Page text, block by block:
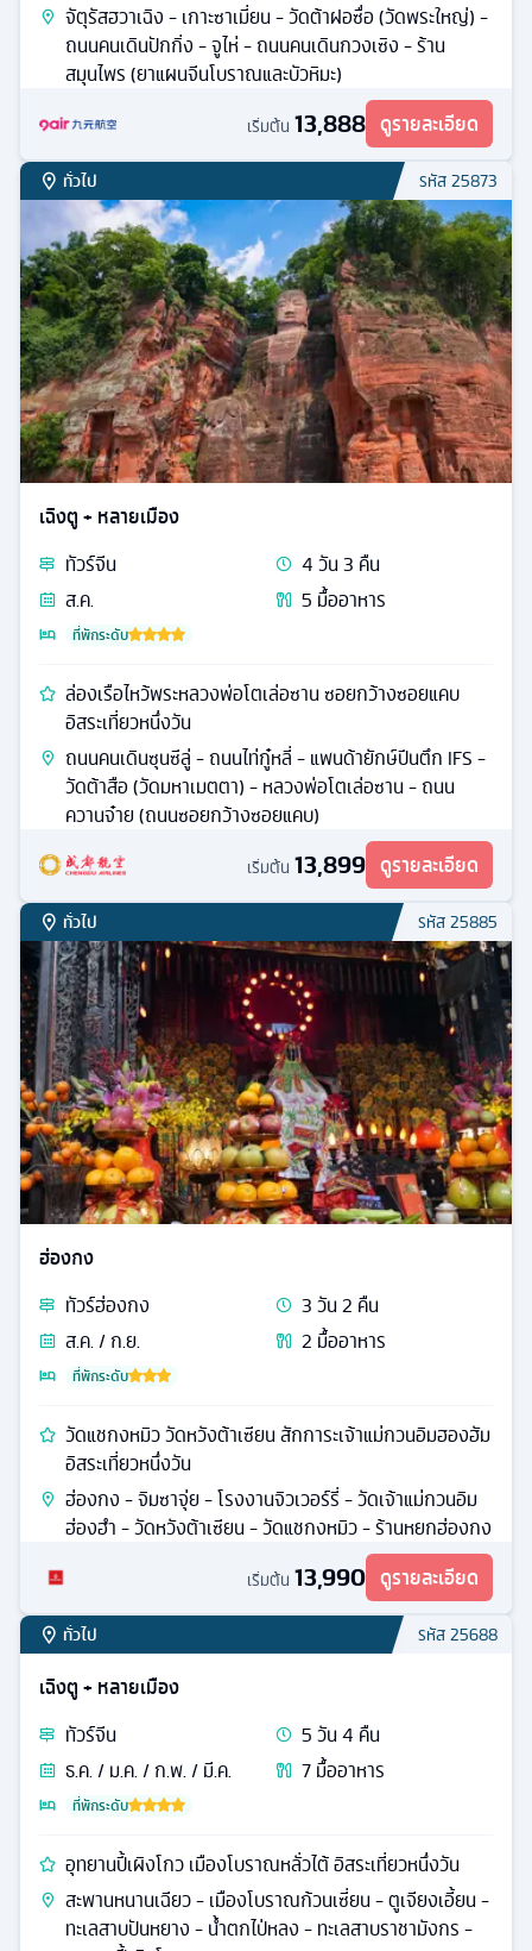
จัตุรัสฮวาเฉิง - เกาะซาเมี่ยน - วัดต้าฝอซื่อ (วัดพระใหญ่) -
ถนนคนเดินปักกิ่ง - จูไห่ - ถนนคนเดินกวงเซิง - ร้าน
สมุนไพร (ยาแผนจีนโบราณและบัวหิมะ)
เริ่มต้น 13,888 ดูรายละเอียด
ทั่วไป รหัส25873
เฉิงตู + หลายเมือง
ทัวร์จีน 4วัน3 คืน
ส.ค.
5 มื้ออาหาร
ที่พักระดับ
ล่องเรือไหว้พระหลวงพ่อโตเล่อซาน ซอยกว้างซอยแคบ
อิสระเที่ยวหนึ่งวัน
ถนนคนเดินซุนซีลู่ - ถนนไท่กู๋หลี่ - แพนด้ายักษ์ปีนตึก IFS -
วัดต้าสือ (วัดมหาเมตตา) - หลวงพ่อโตเล่อซาน - ถนน
ควานจ๋าย (ถนนซอยกว้างซอยแคบ)
เริ่มต้น 13,899 ดูรายละเอียด
ทั่วไป รหัส25885
ฮ่องกง
ทัวร์ฮ่องกง 3วัน2 คืน
ส.ค. / ก.ย.
2 มื้ออาหาร
ที่พักระดับ
วัดแชกงหมิว วัดหวังต้าเซียน สักการะเจ้าแม่กวนอิมฮองฮัม
อิสระเที่ยวหนึ่งวัน
ฮ่องกง - จิมซาจุ่ย - โรงงานจิวเวอร์รี่ - วัดเจ้าแม่กวนอิม
ฮ่องฮำ - วัดหวังต้าเซียน - วัดแชกงหมิว - ร้านหยกฮ่องกง
เริ่มต้น 13,990 ดูรายละเอียด
ทั่วไป รหัส25688